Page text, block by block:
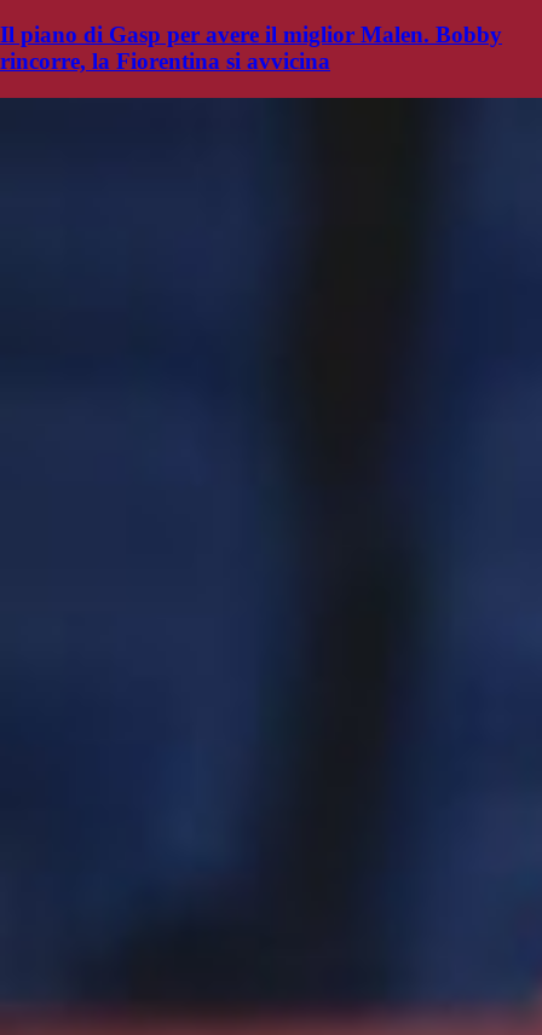
Il piano di Gasp per avere il miglior Malen. Bobby
rincorre, la Fiorentina si avvicina